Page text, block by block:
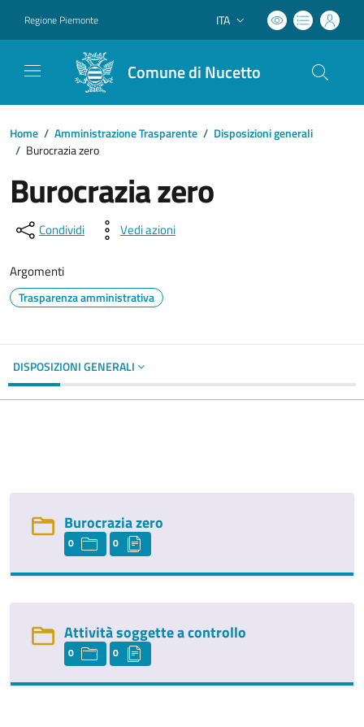
Regione Piemonte Lingua attiva:
ITA
Comune di Nucetto
Home / Amministrazione Trasparente / Disposizioni generali
/ Burocrazia zero
Burocrazia zero
Condividi Vedi azioni
Argomenti
Trasparenza amministrativa
DISPOSIZIONI GENERALI
Burocrazia zero
0 0
Attività soggette a controllo
0 0